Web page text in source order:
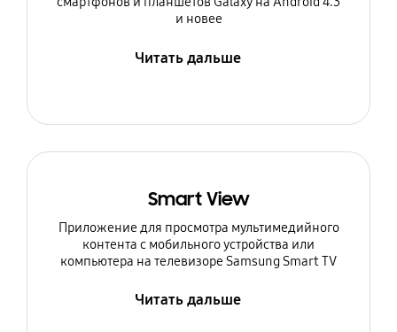
и новее
Читать дальше
Smart View
Приложение для просмотра мультимедийного
контента с мобильного устройства или
компьютера на телевизоре Samsung Smart TV
Читать дальше